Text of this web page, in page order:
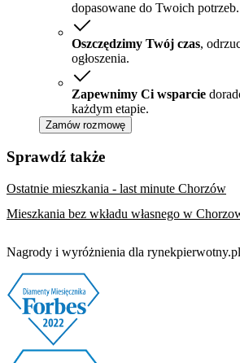
dopasowane do Twoich potrzeb.
Oszczędzimy Twój czas,
ogłoszenia.
Zapewnimy Ci wsparcie
każdym etapie.
Zamów rozmowę
Sprawdź także
Ostatnie mieszkania - last minute Chorzów
Mieszkania bez wkładu własnego w
Nagrody i wyróżnienia dla rynekpierwotny.pl